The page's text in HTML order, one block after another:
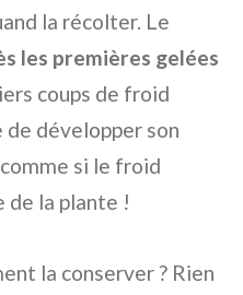
la récolter. Le
les premières gelées
coups de froid
développer son
si le froid
de la plante !
la conserver ? Rien